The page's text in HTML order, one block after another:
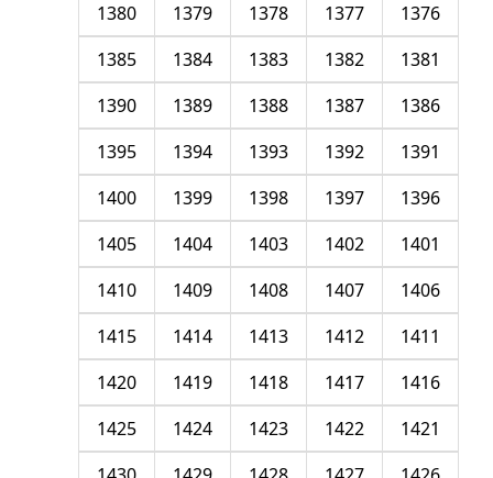
1376
1377
1378
1379
1380
1381
1382
1383
1384
1385
1386
1387
1388
1389
1390
1391
1392
1393
1394
1395
1396
1397
1398
1399
1400
1401
1402
1403
1404
1405
1406
1407
1408
1409
1410
1411
1412
1413
1414
1415
1416
1417
1418
1419
1420
1421
1422
1423
1424
1425